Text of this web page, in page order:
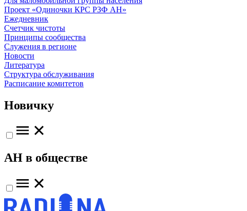
Проект «Одиночки КРС РЗФ АН»
Ежедневник
Счетчик чистоты
Принципы сообщества
Служения в регионе
Новости
Литература
Структура обслуживания
Расписание комитетов
Новичку
АН в обществе